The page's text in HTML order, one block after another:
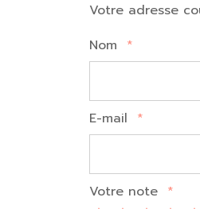
Votre adresse
Nom *
E-mail *
Votre note *